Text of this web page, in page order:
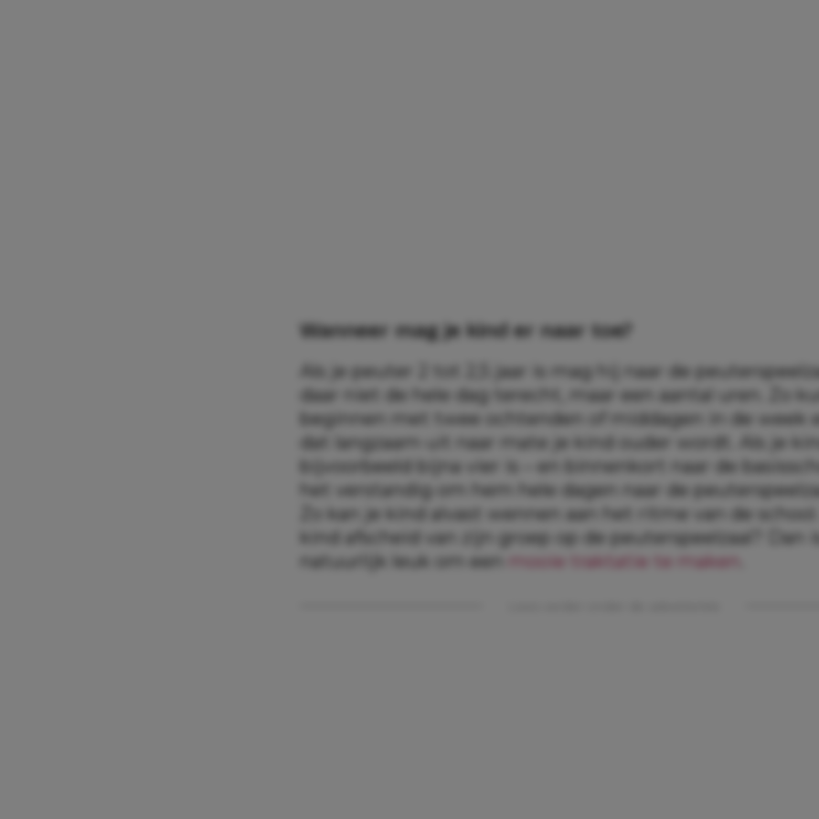
Wanneer mag je kind er naar toe?
Als je peuter 2 tot 2,5 jaar is mag hij naar de
daar niet de hele dag terecht, maar een aantal uren. Zo
beginnen met twee ochtenden of middagen in de week
dat langzaam uit naar mate je kind ouder wordt. Als je
bijvoorbeeld bijna vier is – en binnenkort naar de
het verstandig om hem hele dagen naar de
Zo kan je kind alvast wennen aan het ritme van de
kind afscheid van zijn groep op de peuterspeelzaal? Dan
natuurlijk leuk om een
mooie traktatie te maken